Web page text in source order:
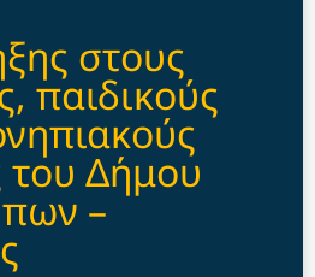
στους
παιδικούς
Δήμου
–